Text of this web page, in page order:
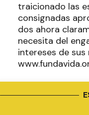
traicionado las
consignadas
dos ahora
necesita del
intereses de